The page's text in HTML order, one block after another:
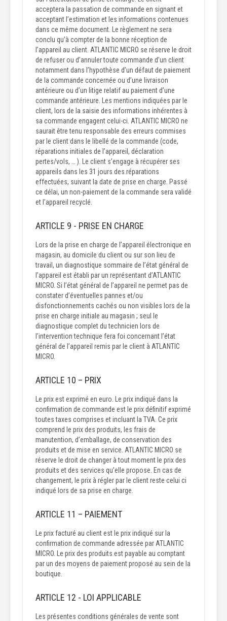
acceptera la passation de commande en signant et
acceptant l’estimation et les informations contenues
dans ce même document. Le règlement ne sera
conclu qu’à compter de la bonne réception de
l’appareil au client. ATLANTIC MICRO se réserve le droit
de refuser ou d’annuler toute commande d’un client
notamment dans l’hypothèse d’un défaut de paiement
de la commande concernée ou d’une livraison
antérieure ou d’un litige relatif au paiement d’une
commande antérieure. Les mentions indiquées par le
client, lors de la saisie des informations inhérentes à
sa commande engagent celui-ci. ATLANTIC MICRO ne
saurait être tenu responsable des erreurs commises
par le client dans le libellé de la commande (code,
réparations initiales de l’appareil, déclaration
pertes/vols, … ). Le client s’engage à récupérer ses
appareils dans les 31 jours des réparations
effectuées, suivant la date de prise en charge. Passé
ce délai, un non-paiement de la commande sera validé
et l’appareil recyclé.
ARTICLE 9 - PRISE EN CHARGE
Lors de la prise en charge de l’appareil électronique en
magasin, au domicile du client ou sur son lieu de
travail, un diagnostique sommaire de l’état général de
l’appareil est établi par un représentant d’ATLANTIC
MICRO. Si l’état général de l’appareil ne permet pas de
constater d’éventuelles pannes et/ou
disfonctionnements cachés ou non visibles lors de la
prise en charge initiale au magasin ; seul le
diagnostique complet du technicien lors de
l’intervention technique fera foi concernant l’état
général de l’appareil remis par le client à ATLANTIC
MICRO.
ARTICLE 10 – PRIX
Le prix est exprimé en euro. Le prix indiqué dans la
confirmation de commande est le prix définitif exprimé
toutes taxes comprises et incluant la TVA. Ce prix
comprend le prix des produits, les frais de
manutention, d’emballage, de conservation des
produits et de mise en service. ATLANTIC MICRO se
réserve le droit de changer à tout moment le prix des
produits et des services qu’elle propose. En cas de
changement, le prix à régler par le client reste celui ci
indiqué lors de sa prise en charge.
ARTICLE 11 – PAIEMENT
Le prix facturé au client est le prix indiqué sur la
confirmation de commande adressée par ATLANTIC
MICRO. Le prix des produits est payable au comptant
par un des moyens de paiement proposé au sein de la
boutique.
ARTICLE 12 - LOI APPLICABLE
Les présentes conditions générales de vente sont